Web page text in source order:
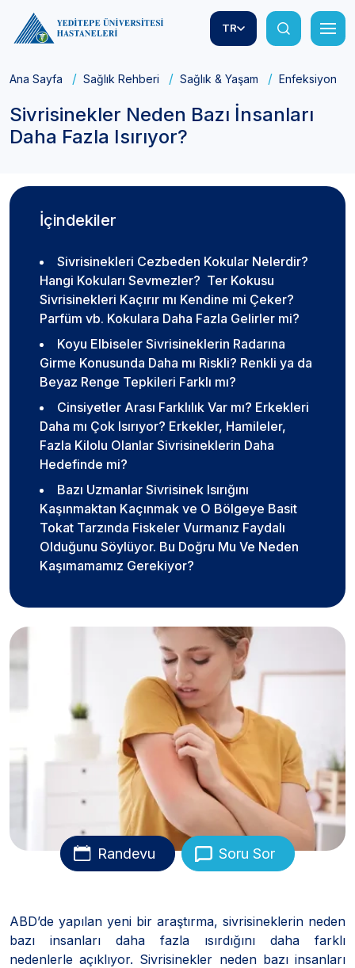
TR
Ana Sayfa Sağlık Rehberi Sağlık & Yaşam Enfeksiyonlar
Sivrisinekler Neden Bazı İnsanları
Daha Fazla Isırıyor?
İçindekiler
Sivrisinekleri Cezbeden Kokular Nelerdir?
Hangi Kokuları Sevmezler? Ter Kokusu
Sivrisinekleri Kaçırır mı Kendine mi Çeker?
Parfüm vb. Kokulara Daha Fazla Gelirler mi?
Koyu Elbiseler Sivrisineklerin Radarına
Girme Konusunda Daha mı Riskli? Renkli ya da
Beyaz Renge Tepkileri Farklı mı?
Cinsiyetler Arası Farklılık Var mı? Erkekleri
Daha mı Çok Isırıyor? Erkekler, Hamileler,
Fazla Kilolu Olanlar Sivrisineklerin Daha
Hedefinde mi?
Bazı Uzmanlar Sivrisinek Isırığını
Kaşınmaktan Kaçınmak ve O Bölgeye Basit
Tokat Tarzında Fiskeler Vurmanız Faydalı
Olduğunu Söylüyor. Bu Doğru Mu Ve Neden
Kaşımamamız Gerekiyor?
Randevu Soru Sor
ABD’de yapılan yeni bir araştırma, sivrisineklerin neden
bazı insanları daha fazla ısırdığını daha farklı
nedenlerle açıklıyor. Sivrisinekler neden bazı insanları